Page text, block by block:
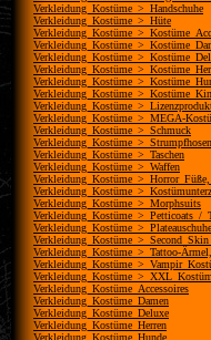
Verkleidung_Kostüme_>_Handschuhe
Verkleidung_Kostüme_>_Hüte
Verkleidung_Kostüme_>_MEGA-
Verkleidung_Kostüme_>_Schmuck
Verkleidung_Kostüme_>_Taschen
Verkleidung_Kostüme_>_Waffen
Verkleidung_Kostüme_>_Morphsuits
Verkleidung_Kostüme_>_Petticoats_/
Verkleidung_Kostüme_>_Tattoo-
Verkleidung_Kostüme_Accessoires
Verkleidung_Kostüme_Damen
Verkleidung_Kostüme_Deluxe
Verkleidung_Kostüme_Herren